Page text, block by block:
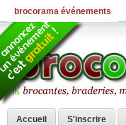
Accueil S'inscrire
brocorama événements